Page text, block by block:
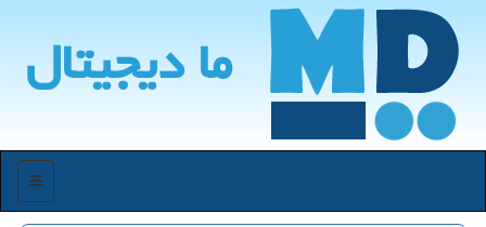
ما دیجیتال
منو